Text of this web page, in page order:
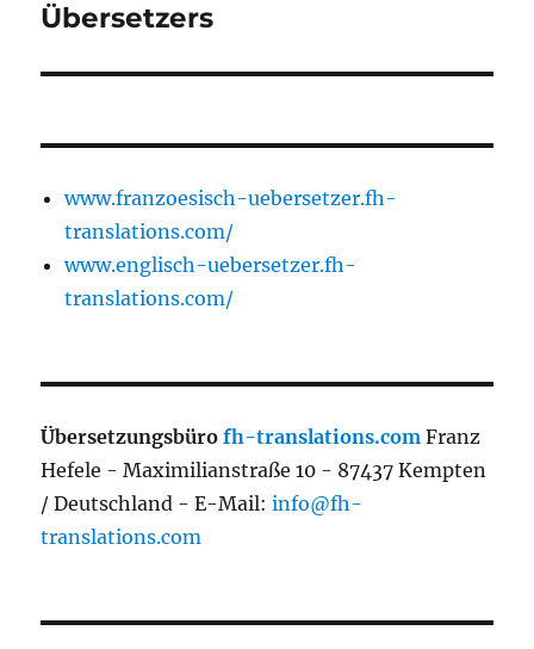
Beitrag:
Übersetzers
www.franzoesisch-uebersetzer.fh-
translations.com/
www.englisch-uebersetzer.fh-
translations.com/
Übersetzungsbürofh-translations.com Franz
Hefele - Maximilianstraße 10 - 87437 Kempten
/ Deutschland - E-Mail:info@fh-
translations.com